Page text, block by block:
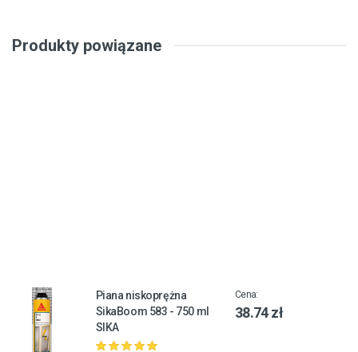
Produkty powiązane
Piana niskoprężna
SikaBoom 583 - 750 ml
SIKA
Cena:
38.74 zł